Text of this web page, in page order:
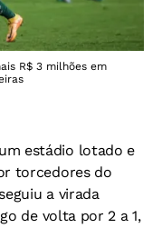
R$ 3 milhões em
estádio lotado e
torcedores do
a virada
de volta por 2 a 1,